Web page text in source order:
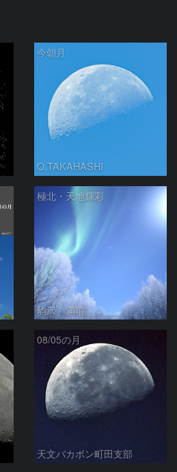
今朝月
O.TAKAHASHI
極北・天地輝彩
駒沢 満晴
08/05の月
天文バカボン町田支部